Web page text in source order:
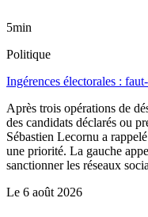
5min
Politique
Ingérences électorales :
Après trois opérations de
des candidats déclarés ou
Sébastien Lecornu a
une priorité. La gauche
sanctionner les réseaux
Le 6 août 2026